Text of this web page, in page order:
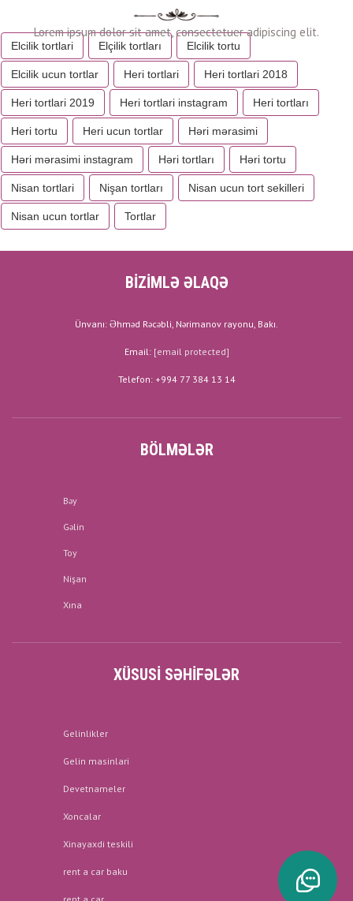
Elcilik tortlari Elçilik tortları Elcilik tortu
Elcilik ucun tortlar Heri tortlari Heri tortlari 2018
Heri tortlari 2019 Heri tortlari instagram Heri tortları
Heri tortu Heri ucun tortlar Həri mərasimi
Həri mərasimi instagram Həri tortları Həri tortu
Nisan tortlari Nişan tortları Nisan ucun tort sekilleri
Nisan ucun tortlar Tortlar
BİZİMLƏ ƏLAQƏ
Ünvanı: Əhməd Rəcəbli, Nərimanov rayonu, Bakı.
Email: [email protected]
Telefon: +994 77 384 13 14
BÖLMƏLƏR
Bəy
Gəlin
Toy
Nişan
Xına
XÜSUSI SƏHIFƏLƏR
Gelinlikler
Gelin masinlari
Devetnameler
Xoncalar
Xinayaxdi teskili
rent a car baku